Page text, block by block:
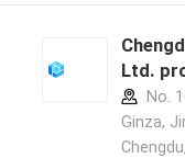
Ltd.
No.
Ginza,